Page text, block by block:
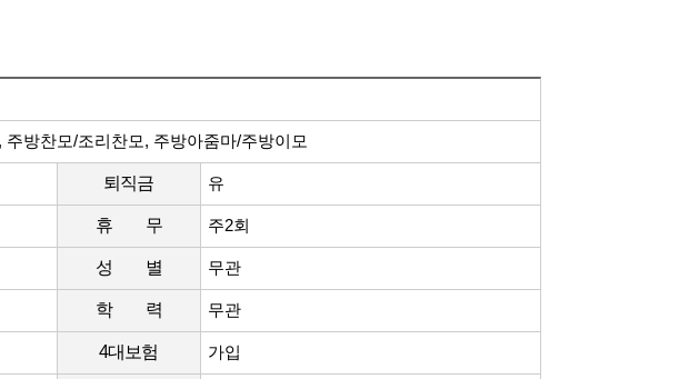
방찬모/조리찬모, 주방아줌마/주방이모
퇴직금 유
휴 무 주2회
성 별 무관
학 력 무관
4대보험 가입